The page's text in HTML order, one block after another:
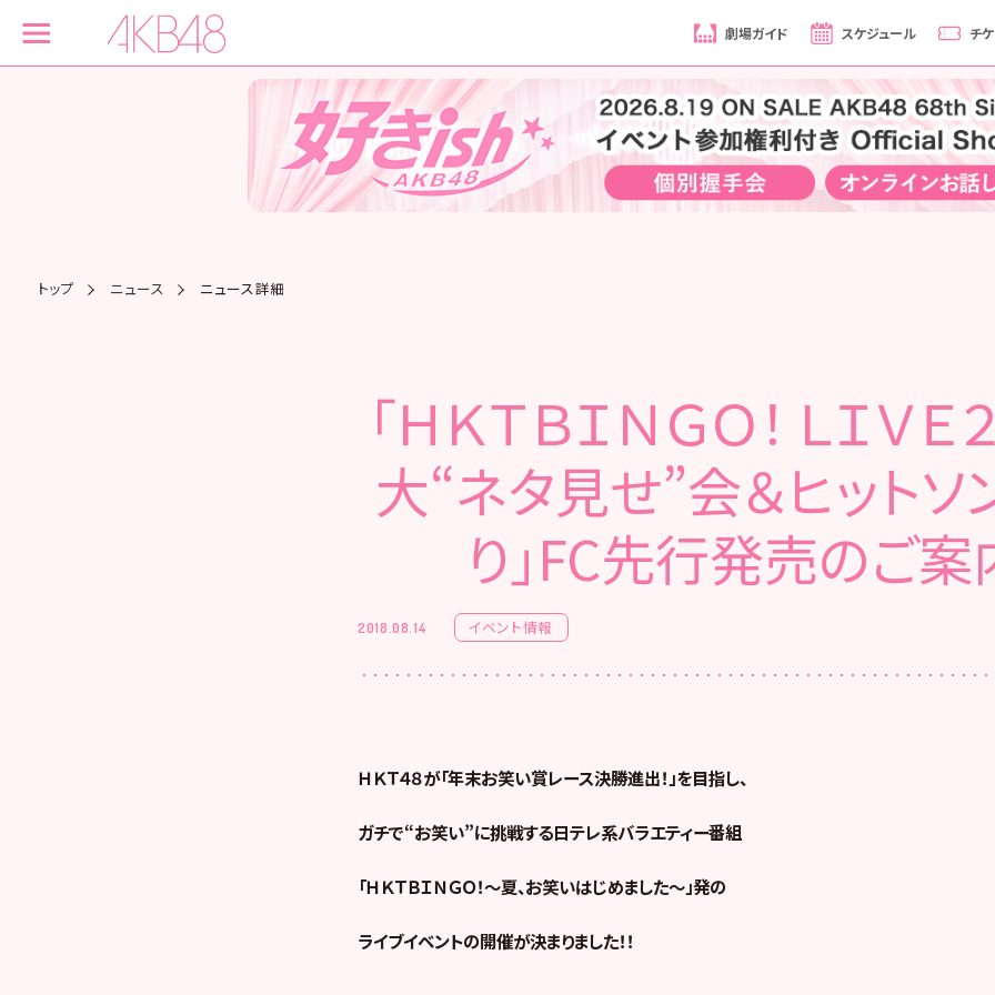
劇場ガイド スケジュール チ
トップ ニュース ニュース詳細
「ＨＫＴＢＩＮＧＯ！ ＬＩＶＥ
大“ネタ見せ”会＆ヒットソ
り」FC先行発売のご案
2018.08.14 イベント情報
ＨＫＴ４８が「年末お笑い賞レース決勝進出！」を目指し、
ガチで“お笑い”に挑戦する日テレ系バラエティー番組
「ＨＫＴＢＩＮＧＯ！～夏、お笑いはじめました～」発の
ライブイベントの開催が決まりました！！